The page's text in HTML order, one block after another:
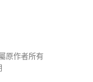
原作者所有